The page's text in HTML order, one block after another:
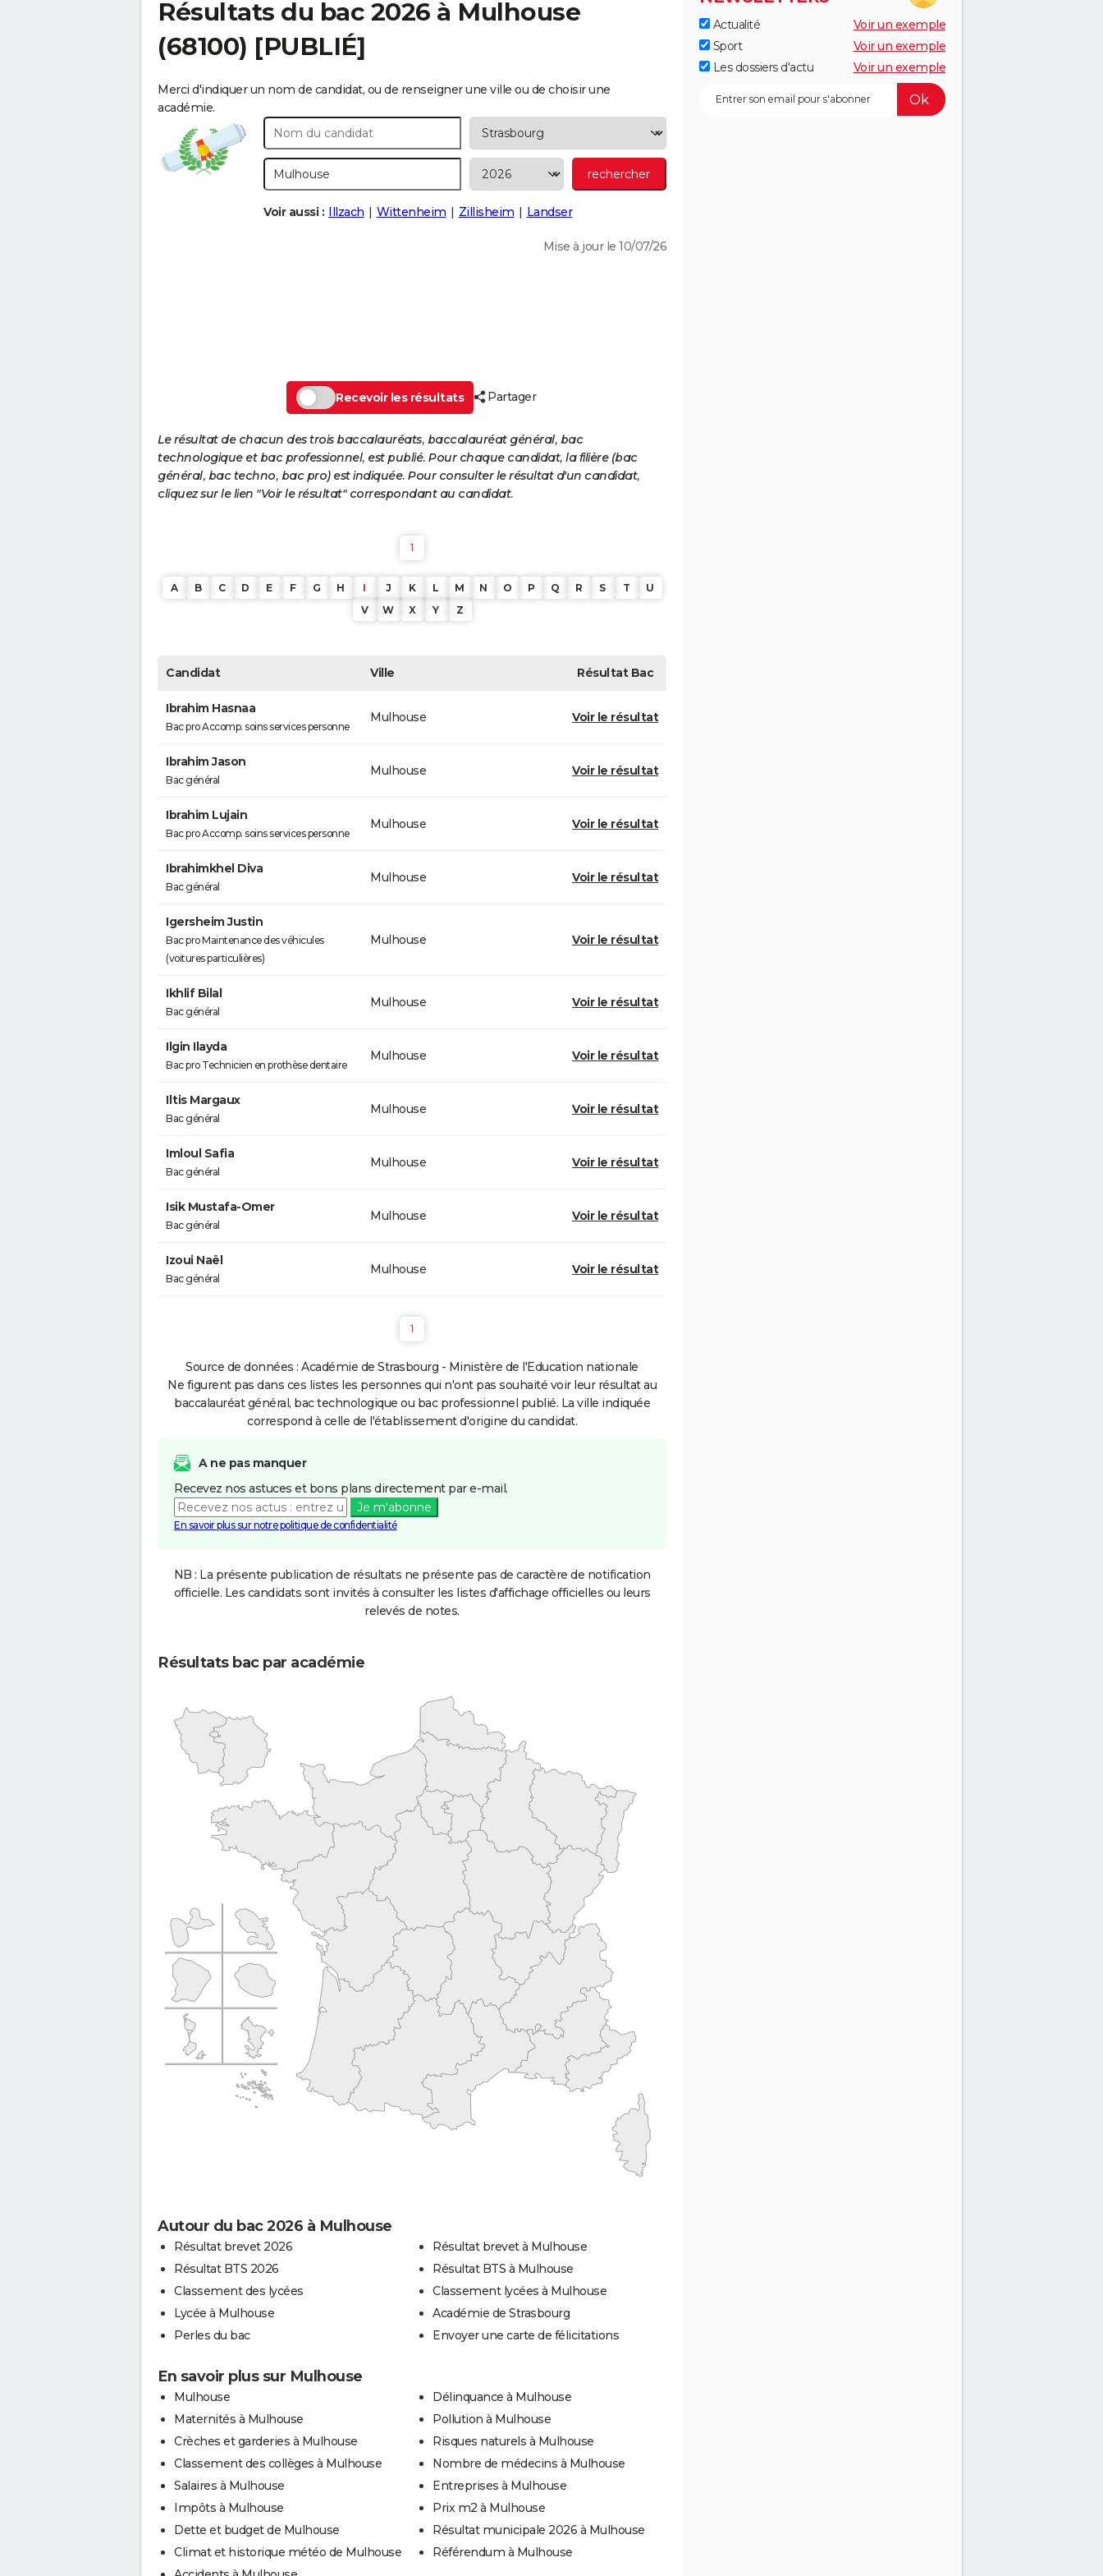
Résultats du bac 2026 à Mulhouse
(68100) [PUBLIÉ]
Merci d'indiquer un nom de candidat, ou de renseigner une ville ou de choisir une
académie.
Voir aussi : Illzach Wittenheim Zillisheim Landser
Mise à jour le 10/07/26
Recevoir les résultats Partager
Le résultat de chacun des trois baccalauréats, baccalauréat général, bac
technologique et bac professionnel, est publié. Pour chaque candidat, la filière (bac
général, bac techno, bac pro) est indiquée. Pour consulter le résultat d'un candidat,
cliquez sur le lien "Voir le résultat" correspondant au candidat.
1
A B C D E F G H I J K L M N O P Q R S T
U
V
W X Y Z
Candidat Ville RésultatBac
Ibrahim Hasnaa
Bac pro Accomp. soins services personne
Mulhouse Voir le résultat
Ibrahim Jason
Bac général
Mulhouse Voir le résultat
Ibrahim Lujain
Bac pro Accomp. soins services personne
Mulhouse Voir le résultat
Ibrahimkhel Diva
Bac général
Mulhouse Voir le résultat
Igersheim Justin
Bac pro Maintenance des véhicules
(voitures particulières)
Mulhouse Voir le résultat
Ikhlif Bilal
Bac général
Mulhouse Voir le résultat
Ilgin Ilayda
Bac pro Technicien en prothèse dentaire
Mulhouse Voir le résultat
Iltis Margaux
Bac général
Mulhouse Voir le résultat
Imloul Safia
Bac général
Mulhouse Voir le résultat
Isik Mustafa-Omer
Bac général
Mulhouse Voir le résultat
Izoui Naël
Bac général
Mulhouse Voir le résultat
1
Source de données : Académie de Strasbourg - Ministère de l'Education nationale
Ne figurent pas dans ces listes les personnes qui n'ont pas souhaité voir leur résultat au
baccalauréat général, bac technologique ou bac professionnel publié. La ville indiquée
correspond à celle de l'établissement d'origine du candidat.
A ne pas manquer
Recevez nos astuces et bons plans directement par e-mail.
Je m'abonne
En savoir plus sur notre politique de confidentialité
NB : La présente publication de résultats ne présente pas de caractère de notification
officielle. Les candidats sont invités à consulter les listes d'affichage officielles ou leurs
relevés de notes.
Résultats bac par académie
Autour du bac 2026 à Mulhouse
Résultat brevet 2026
Résultat BTS 2026
Classement des lycées
Lycée à Mulhouse
Perles du bac
Résultat brevet à Mulhouse
Résultat BTS à Mulhouse
Classement lycées à Mulhouse
Académie de Strasbourg
Envoyer une carte de félicitations
En savoir plus sur Mulhouse
Mulhouse
Maternités à Mulhouse
Crèches et garderies à Mulhouse
Classement des collèges à Mulhouse
Salaires à Mulhouse
Impôts à Mulhouse
Dette et budget de Mulhouse
Climat et historique météo de Mulhouse
Délinquance à Mulhouse
Pollution à Mulhouse
Risques naturels à Mulhouse
Nombre de médecins à Mulhouse
Entreprises à Mulhouse
Prix m2 à Mulhouse
Résultat municipale 2026 à Mulhouse
Référendum à Mulhouse
Actualité
Voir un exemple
Sport
Voir un exemple
Les dossiers d'actu
Voir un exemple